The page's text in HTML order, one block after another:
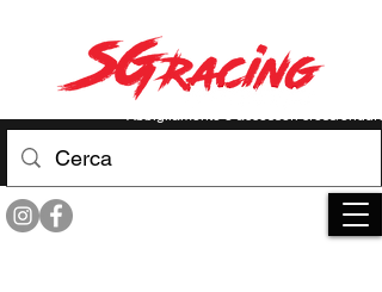
Abbigliamento e accessori cross/enduro